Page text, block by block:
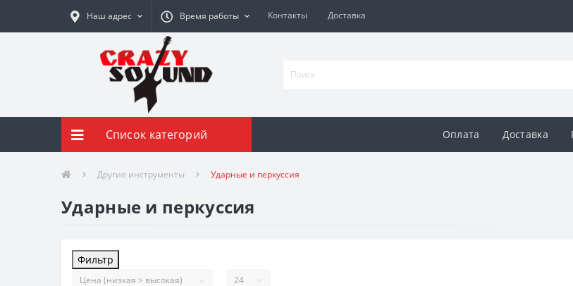
Наш адрес Время работы Контакты Доставка
Список категорий Оплата Доставка
Другие инструменты Ударные и перкуссия
Ударные и перкуссия
Фильтр